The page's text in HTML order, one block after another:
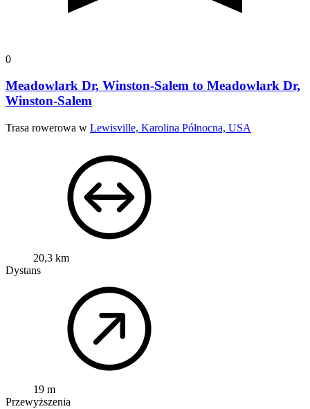
0
Meadowlark Dr, Winston-Salem to Meadowlark Dr,
Winston-Salem
Trasa rowerowa w Lewisville, Karolina Północna, USA
20,3 km
Dystans
19 m
Przewyższenia